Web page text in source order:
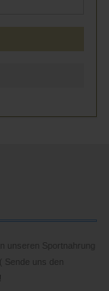
unseren Sportnahrung
uns den